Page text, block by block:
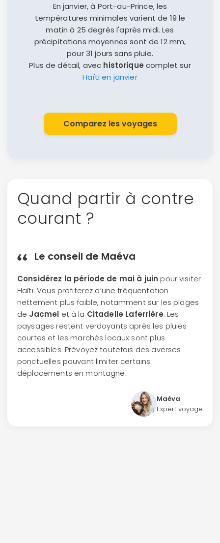
En janvier, à Port-au-Prince, les
températures minimales varient de 19 le
matin à 25 degrés l'après midi. Les
précipitations moyennes sont de 12 mm,
pour 31 jours sans pluie.
Plus de détail, avec historique complet sur
Haïti en janvier
Comparez les voyages
Quand partir à contre
courant ?
Le conseil de Maéva
Considérez la période de mai à juin pour visiter
Haïti. Vous profiterez d’une fréquentation
nettement plus faible, notamment sur les plages
de Jacmel et à la Citadelle Laferrière. Les
paysages restent verdoyants après les pluies
courtes et les marchés locaux sont plus
accessibles. Prévoyez toutefois des averses
ponctuelles pouvant limiter certains
déplacements en montagne.
Maéva
Expert voyage